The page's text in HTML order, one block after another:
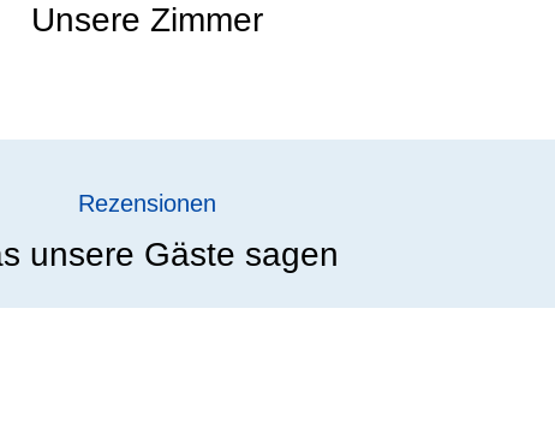
Unsere Zimmer
Rezensionen
unsere Gäste sagen